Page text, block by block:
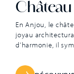
En Anjou, le
joyau
d’harmonie, il
su conserver son